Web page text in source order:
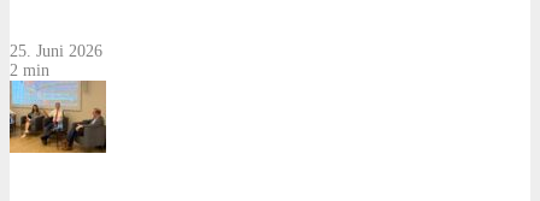
25. Juni 2026
2 min